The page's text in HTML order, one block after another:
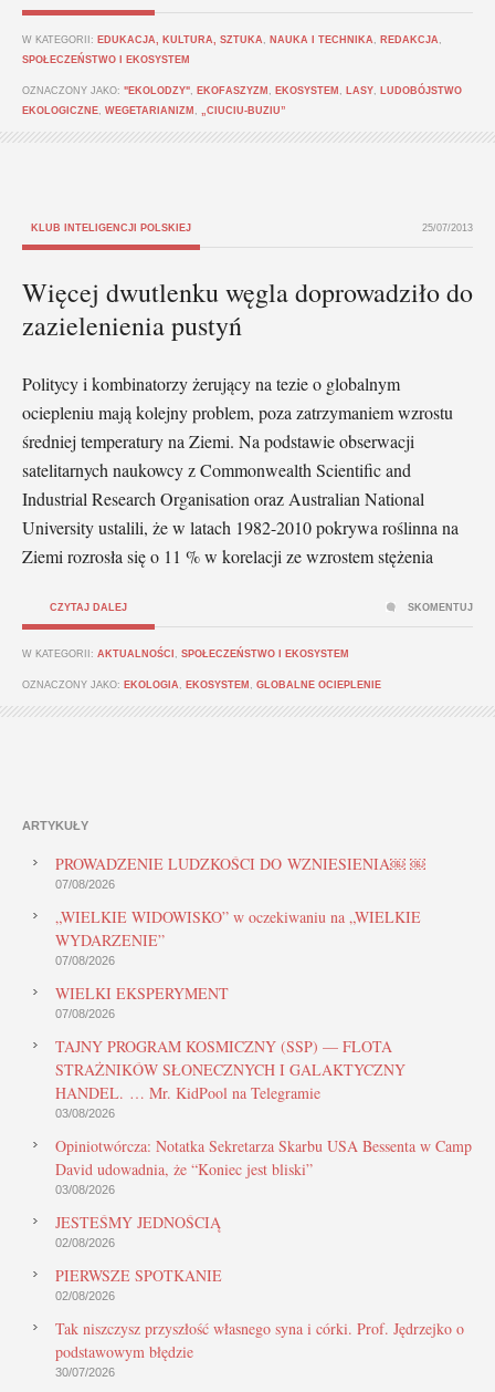
W KATEGORII: EDUKACJA, KULTURA, SZTUKA NAUKA I TECHNIKA REDAKCJA
SPOŁECZEŃSTWO I EKOSYSTEM
OZNACZONY JAKO: "EKOLODZY" EKOFASZYZM EKOSYSTEM LASY
LUDOBÓJSTWO
EKOLOGICZNE WEGETARIANIZM „CIUCIU-BUZIU”
KLUB INTELIGENCJI POLSKIEJ 25/07/2013
Więcej dwutlenku węgla doprowadziło do
zazielenienia pustyń
Politycy i kombinatorzy żerujący na tezie o globalnym
ociepleniu mają kolejny problem, poza zatrzymaniem wzrostu
średniej temperatury na Ziemi. Na podstawie obserwacji
satelitarnych naukowcy z Commonwealth Scientific and
Industrial Research Organisation oraz Australian National
University ustalili, że w latach 1982-2010 pokrywa roślinna na
Ziemi rozrosła się o 11 % w korelacji ze wzrostem stężenia
CZYTAJ DALEJ
W KATEGORII: AKTUALNOŚCI SPOŁECZEŃSTWO I EKOSYSTEM
OZNACZONY JAKO: EKOLOGIA EKOSYSTEM GLOBALNE OCIEPLENIE
SKOMENTUJ
ARTYKUŁY
PROWADZENIE LUDZKOŚCI DO WZNIESIENIA￼ ￼
07/08/2026
„WIELKIE WIDOWISKO” w oczekiwaniu na „WIELKIE
WYDARZENIE”
07/08/2026
WIELKI EKSPERYMENT
07/08/2026
TAJNY PROGRAM KOSMICZNY (SSP) — FLOTA
STRAŻNIKÓW SŁONECZNYCH I GALAKTYCZNY
HANDEL. … Mr. KidPool na Telegramie
03/08/2026
Opiniotwórcza: Notatka Sekretarza Skarbu USA Bessenta w Camp
David udowadnia, że “Koniec jest bliski”
03/08/2026
JESTEŚMY JEDNOŚCIĄ
02/08/2026
PIERWSZE SPOTKANIE
02/08/2026
Tak niszczysz przyszłość własnego syna i córki. Prof. Jędrzejko o
podstawowym błędzie
30/07/2026